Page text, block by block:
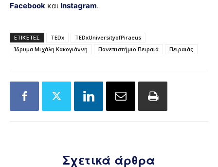
Facebook και Instagram.
ΕΤΙΚΈΤΕΣ TEDx
TEDxUniversityofPiraeus
Ίδρυμα Μιχάλη Κακογιάννη
Πανεπιστήμιο Πειραιά Πειραιάς
Σχετικά άρθρα